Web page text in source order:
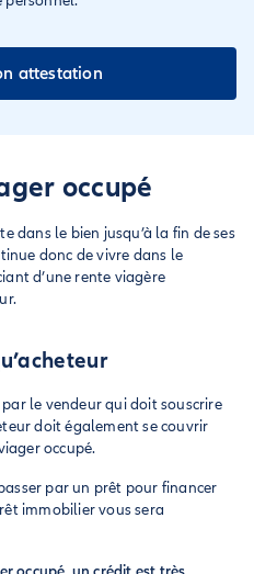
attestation
occupé
dans le bien jusqu’à la fin de ses
donc de vivre dans le
d’une rente viagère
le vendeur qui doit souscrire
doit également se couvrir
occupé.
par un prêt pour financer
immobilier vous sera